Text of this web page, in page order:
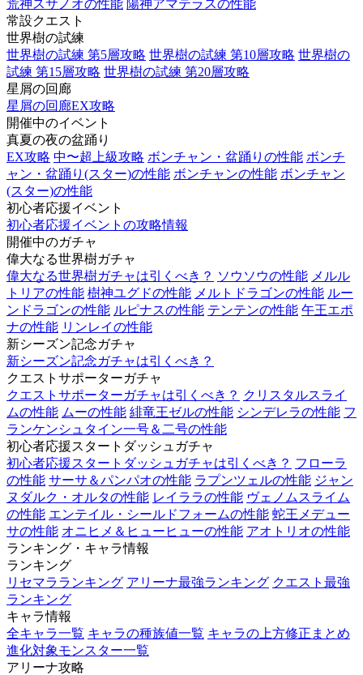
荒神スサノオの性能 陽神アマテラスの性能
常設クエスト
世界樹の試練
世界樹の試練 第5層攻略 世界樹の試練 第10層攻略 世界樹の
試練 第15層攻略 世界樹の試練 第20層攻略
星屑の回廊
星屑の回廊EX攻略
開催中のイベント
真夏の夜の盆踊り
EX攻略 中〜超上級攻略 ボンチャン・盆踊りの性能 ボンチ
ャン・盆踊り(スター)の性能 ボンチャンの性能 ボンチャン
(スター)の性能
初心者応援イベント
初心者応援イベントの攻略情報
開催中のガチャ
偉大なる世界樹ガチャ
偉大なる世界樹ガチャは引くべき？ ソウソウの性能 メルル
トリアの性能 樹神ユグドの性能 メルトドラゴンの性能 ルー
ンドラゴンの性能 ルピナスの性能 テンテンの性能 午王エポ
ナの性能 リンレイの性能
新シーズン記念ガチャ
新シーズン記念ガチャは引くべき？
クエストサポーターガチャ
クエストサポーターガチャは引くべき？ クリスタルスライ
ムの性能 ムーの性能 緋竜王ゼルの性能 シンデレラの性能 フ
ランケンシュタイン一号＆二号の性能
初心者応援スタートダッシュガチャ
初心者応援スタートダッシュガチャは引くべき？ フローラ
の性能 サーサ＆パンパオの性能 ラプンツェルの性能 ジャン
ヌダルク・オルタの性能 レイララの性能 ヴェノムスライム
の性能 エンテイル・シールドフォームの性能 蛇王メデュー
サの性能 オニヒメ＆ヒューヒューの性能 アオトリオの性能
ランキング・キャラ情報
ランキング
リセマラランキング アリーナ最強ランキング クエスト最強
ランキング
キャラ情報
全キャラ一覧 キャラの種族値一覧 キャラの上方修正まとめ
進化対象モンスター一覧
アリーナ攻略